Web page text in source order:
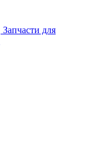
Запчасти для